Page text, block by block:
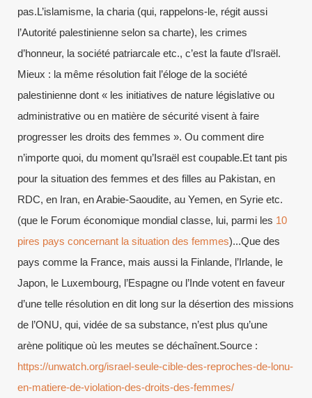
pas.L’islamisme, la charia (qui, rappelons-le, régit aussi
l’Autorité palestinienne selon sa charte), les crimes
d’honneur, la société patriarcale etc., c’est la faute d’Israël.
Mieux : la même résolution fait l’éloge de la société
palestinienne dont « les initiatives de nature législative ou
administrative ou en matière de sécurité visent à faire
progresser les droits des femmes ». Ou comment dire
n’importe quoi, du moment qu’Israël est coupable.Et tant pis
pour la situation des femmes et des filles au Pakistan, en
RDC, en Iran, en Arabie-Saoudite, au Yemen, en Syrie etc.
(que le Forum économique mondial classe, lui, parmi les 10
pires pays concernant la situation des femmes)...Que des
pays comme la France, mais aussi la Finlande, l’Irlande, le
Japon, le Luxembourg, l’Espagne ou l’Inde votent en faveur
d’une telle résolution en dit long sur la désertion des missions
de l’ONU, qui, vidée de sa substance, n’est plus qu’une
arène politique où les meutes se déchaînent.Source :
https://unwatch.org/israel-seule-cible-des-reproches-de-lonu-
en-matiere-de-violation-des-droits-des-femmes/